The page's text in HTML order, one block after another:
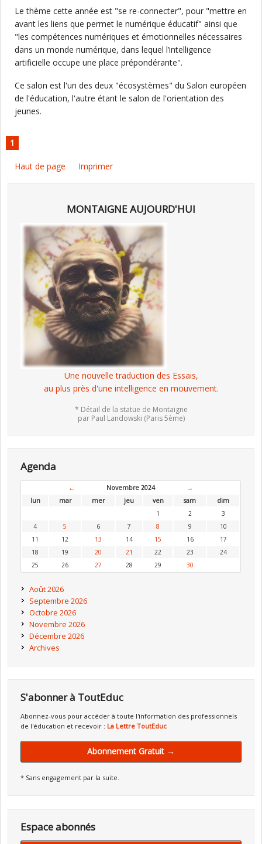
Le thème cette année est "se re-connecter", pour "mettre en
avant les liens que permet le numérique éducatif" ainsi que
"les compétences numériques et émotionnelles nécessaires
dans un monde numérique, dans lequel l’intelligence
artificielle occupe une place prépondérante".
Ce salon est l'un des deux "écosystèmes" du Salon européen
de l'éducation, l'autre étant le salon de l'orientation des
jeunes.
1
Haut de page Imprimer
MONTAIGNE AUJOURD'HUI
Une nouvelle traduction des Essais,
au plus près d'une intelligence en mouvement.
* Détail de la statue de Montaigne
par Paul Landowski (Paris 5ème)
Agenda
← Novembre 2024
→
lun
mar mer jeu ven sam
dim
1
2
3
4
5 6 7 8 9
10
11
12 13 14 15 16
17
18
19 20 21 22 23
24
25
26 27 28 29 30
Août 2026
Septembre 2026
Octobre 2026
Novembre 2026
Décembre 2026
Archives
S'abonner à ToutEduc
Abonnez-vous pour accéder à toute l'information des professionnels
de l'éducation et recevoir : La Lettre ToutEduc
Abonnement Gratuit →
* Sans engagement par la suite.
Espace abonnés